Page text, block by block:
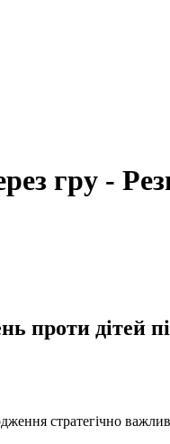
гру -
проти дітей
стратегічно